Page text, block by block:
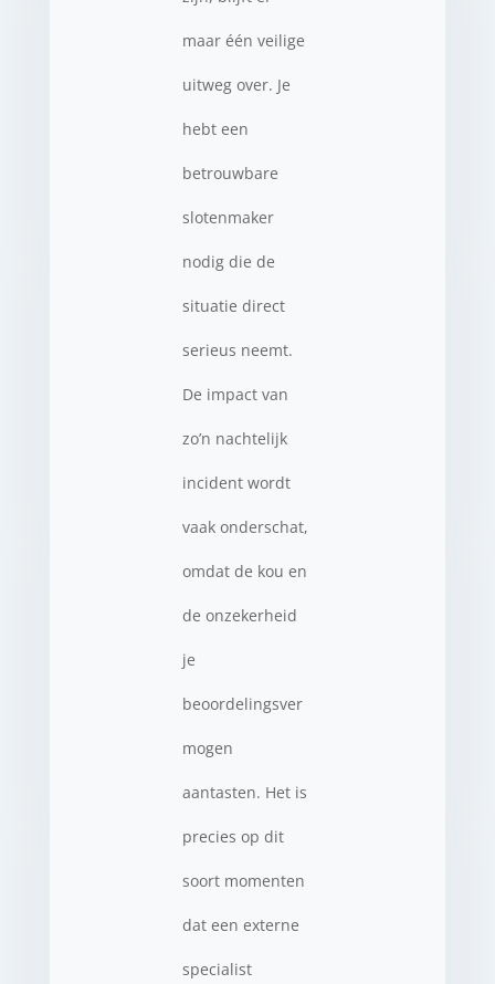
maar één veilige
uitweg over. Je
hebt een
betrouwbare
slotenmaker
nodig die de
situatie direct
serieus neemt.
De impact van
zo’n nachtelijk
incident wordt
vaak onderschat,
omdat de kou en
de onzekerheid
je
beoordelingsver
mogen
aantasten. Het is
precies op dit
soort momenten
dat een externe
specialist